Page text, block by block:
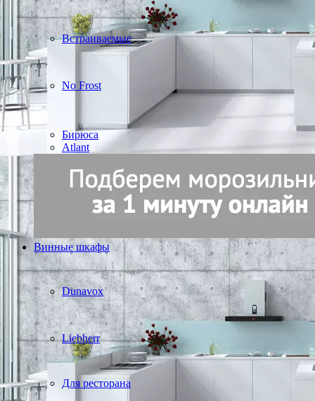
Встраиваемые
No Frost
Бирюса
Atlant
Винные шкафы
Dunavox
Liebherr
Для ресторана